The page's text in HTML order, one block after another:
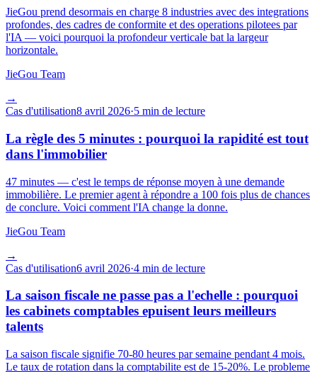
JieGou prend desormais en charge 8 industries avec des integrations
profondes, des cadres de conformite et des operations pilotees par
l'IA — voici pourquoi la profondeur verticale bat la largeur
horizontale.
JieGou Team
→
Cas d'utilisation8 avril 2026·5 min de lecture
La règle des 5 minutes : pourquoi la rapidité est tout
dans l'immobilier
47 minutes — c'est le temps de réponse moyen à une demande
immobilière. Le premier agent à répondre a 100 fois plus de chances
de conclure. Voici comment l'IA change la donne.
JieGou Team
→
Cas d'utilisation6 avril 2026·4 min de lecture
La saison fiscale ne passe pas a l'echelle : pourquoi
les cabinets comptables epuisent leurs meilleurs
talents
La saison fiscale signifie 70-80 heures par semaine pendant 4 mois.
Le taux de rotation dans la comptabilite est de 15-20%. Le probleme